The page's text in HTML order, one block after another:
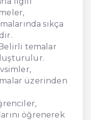
sıkça
temalar
üzerinden
öğrenerek